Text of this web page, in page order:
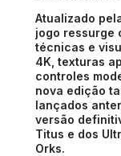
Atualizado
jogo ressurge
técnicas e
4K, texturas
controles
nova edição
lançados
versão
Titus e dos
Orks.